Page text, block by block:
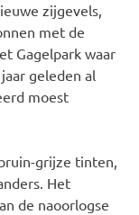
zijgevels,
met de
Gagelpark waar
geleden al
moest
grijze tinten,
Het
de naoorlogse